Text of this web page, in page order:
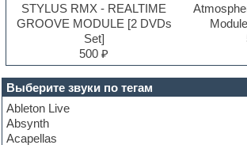
Выберите звуки по тегам
Ableton Live
Absynth
Acapellas
STYLUS RMX - REALTIME
GROOVE MODULE [2 DVDs
Set]
500 ₽